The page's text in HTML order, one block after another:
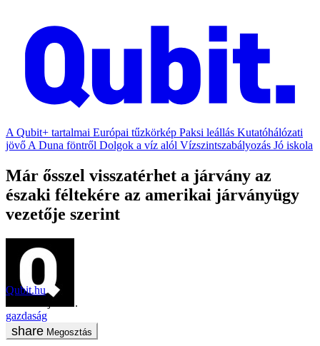
A Qubit+ tartalmai Európai tűzkörkép Paksi leállás Kutatóhálózati
jövő A Duna föntről Dolgok a víz alól Vízszintszabályozás Jó iskola
Már ősszel visszatérhet a járvány az
északi féltekére az amerikai járványügy
vezetője szerint
Qubit.hu
2020. május 21.
gazdaság
Megosztás